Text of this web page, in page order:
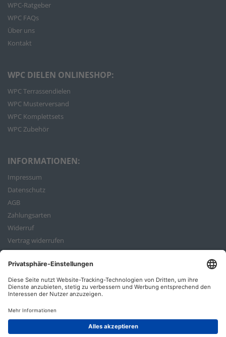
WPC-Ratgeber
WPC FAQs
Über uns
Kontakt
WPC DIELEN ONLINESHOP:
WPC Terrassendielen
WPC Musterversand
WPC Komplettsets
WPC Zubehör
INFORMATIONEN:
Impressum
Datenschutz
AGB
Zahlungsarten
Widerruf
Vertrag widerrufen
Bestellvorgang
ZAHLUNGSARTEN: